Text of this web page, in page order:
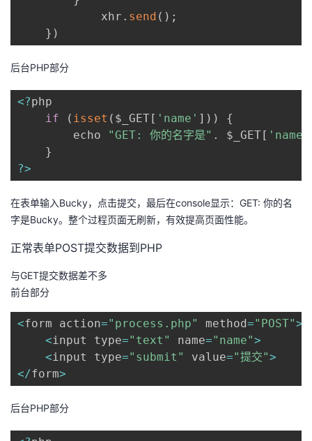
            xhr
. send ( ) ;
} )
后台PHP部分
<?php
if
( isset ( $_GET[ 'name' ] ) )
{
   		echo
"GET: 你的名字是" . $_GET[ 'name'
}
?>
在表单输入Bucky，点击提交，最后在console显示：GET: 你的名
字是Bucky。整个过程页面无刷新，有效提高页面性能。
正常表单POST提交数据到PHP
与GET提交数据差不多
前台部分
<form action="process.php" method="POST">
<input type="text" name="name">
<input type="submit" value="提交">
</form>
后台PHP部分